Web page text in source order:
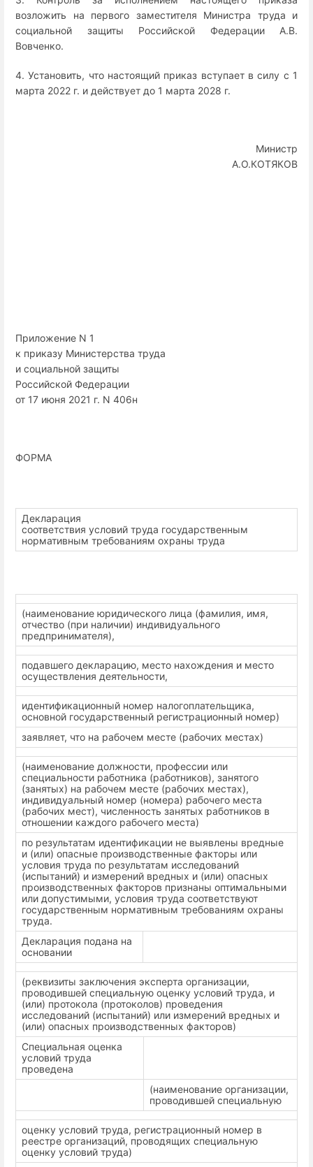
возложить на первого заместителя Министра труда и
социальной защиты Российской Федерации А.В.
Вовченко.
4. Установить, что настоящий приказ вступает в силу с 1
марта 2022 г. и действует до 1 марта 2028 г.
Министр
А.О.КОТЯКОВ
Приложение N 1
к приказу Министерства труда
и социальной защиты
Российской Федерации
от 17 июня 2021 г. N 406н
ФОРМА
Декларация
соответствия условий труда государственным
нормативным требованиям охраны труда
(наименование юридического лица (фамилия, имя,
отчество (при наличии) индивидуального
предпринимателя),
подавшего декларацию, место нахождения и место
осуществления деятельности,
идентификационный номер налогоплательщика,
основной государственный регистрационный номер)
заявляет, что на рабочем месте (рабочих местах)
(наименование должности, профессии или
специальности работника (работников), занятого
(занятых) на рабочем месте (рабочих местах),
индивидуальный номер (номера) рабочего места
(рабочих мест), численность занятых работников в
отношении каждого рабочего места)
по результатам идентификации не выявлены вредные
и (или) опасные производственные факторы или
условия труда по результатам исследований
(испытаний) и измерений вредных и (или) опасных
производственных факторов признаны оптимальными
или допустимыми, условия труда соответствуют
государственным нормативным требованиям охраны
труда.
Декларация подана на
основании
(реквизиты заключения эксперта организации,
проводившей специальную оценку условий труда, и
(или) протокола (протоколов) проведения
исследований (испытаний) или измерений вредных и
(или) опасных производственных факторов)
Специальная оценка
условий труда
проведена
(наименование организации,
проводившей специальную
оценку условий труда, регистрационный номер в
реестре организаций, проводящих специальную
оценку условий труда)